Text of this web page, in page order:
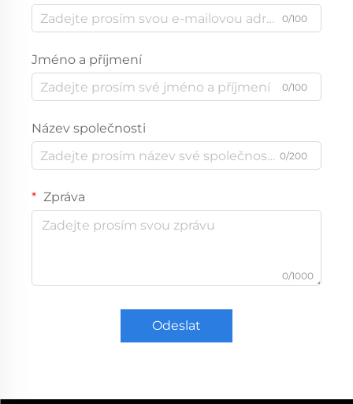
0/100
Jméno a příjmení
0/100
Název společnosti
0/200
Zpráva
0/1000
Odeslat